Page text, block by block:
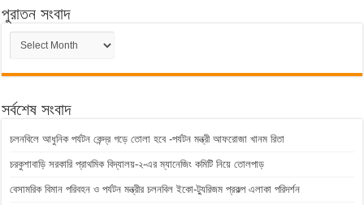
পুরাতন সংবাদ
পুরাতন
সংবাদ
সর্বশেষ সংবাদ
চলনবিলে আধুনিক পর্যটন কেন্দ্র গড়ে তোলা হবে -পর্যটন মন্ত্রী আফরোজা খানম রিতা
চরকুশাবাড়ি সরকারি প্রাথমিক বিদ্যালয়-২-এর ম্যানেজিং কমিটি নিয়ে তোলপাড়
বেসামরিক বিমান পরিবহন ও পর্যটন মন্ত্রীর চলনবিল ইকো-ট্যুরিজম প্রকল্প এলাকা পরিদর্শন